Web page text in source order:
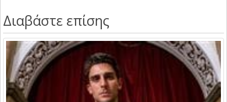
Διαβάστε επίσης